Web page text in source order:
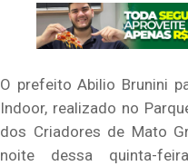
O prefeito Abilio Brunini
Indoor, realizado no
dos Criadores de Mato
noite dessa quinta-